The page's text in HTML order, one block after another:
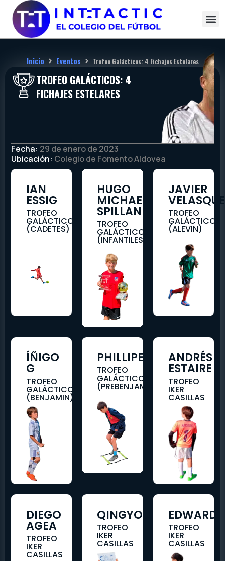
contenido
Inicio Eventos Trofeo Galácticos: 4 Fichajes Estelares
TROFEO GALÁCTICOS: 4
FICHAJES ESTELARES
Fecha: 29 de enero de 2023
Ubicación: Colegio de Fomento Aldovea
IAN
ESSIG
TROFEO
GALÁCTICOS
(CADETES)
HUGO
MICHAEL
SPILLANE
TROFEO
GALÁCTICOS
(INFANTILES)
JAVIER
TROFEO
GALÁCTICOS
(ALEVIN)
ÍÑIGO
G
TROFEO
GALÁCTICOS
(BENJAMIN)
PHILLIPE
TROFEO
GALÁCTICOS
(PREBENJAMIN)
ANDRÉS
ESTAIRE
TROFEO
IKER
CASILLAS
DIEGO
AGEA
TROFEO
IKER
CASILLAS
QINGYOU
TROFEO
IKER
CASILLAS
EDWARD
TROFEO
IKER
CASILLAS